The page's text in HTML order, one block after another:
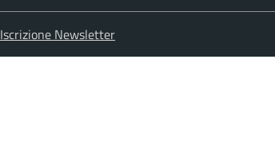
Iscrizione Newsletter